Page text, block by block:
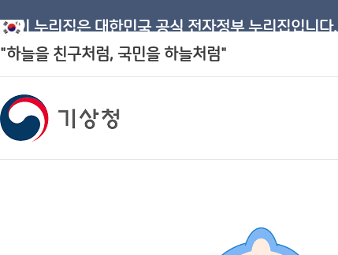
이 누리집은 대한민국 공식 전자정부 누리집입니다.
"하늘을 친구처럼, 국민을 하늘처럼"